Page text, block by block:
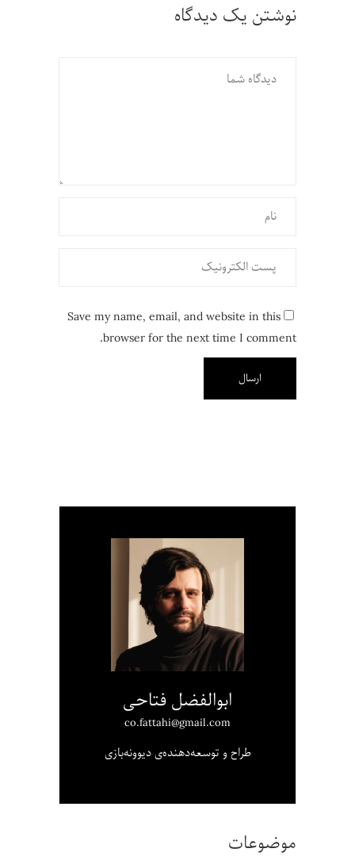
نوشتن یک دیدگاه
Save my name, email, and website in this
browser for the next time I comment.
ابوالفضل فتاحی
co.fattahi@gmail.com
طراح و توسعه‌دهنده‌ی دیوونه‌بازی
موضوعات